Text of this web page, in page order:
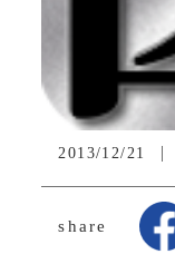
2013/12/21
share